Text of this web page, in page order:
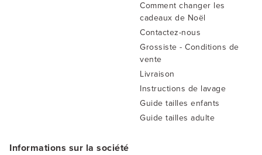
Informations sur la société
Comment changer les
cadeaux de Noël
Contactez-nous
Grossiste - Conditions de
vente
Livraison
Instructions de lavage
Guide tailles enfants
Guide tailles adulte